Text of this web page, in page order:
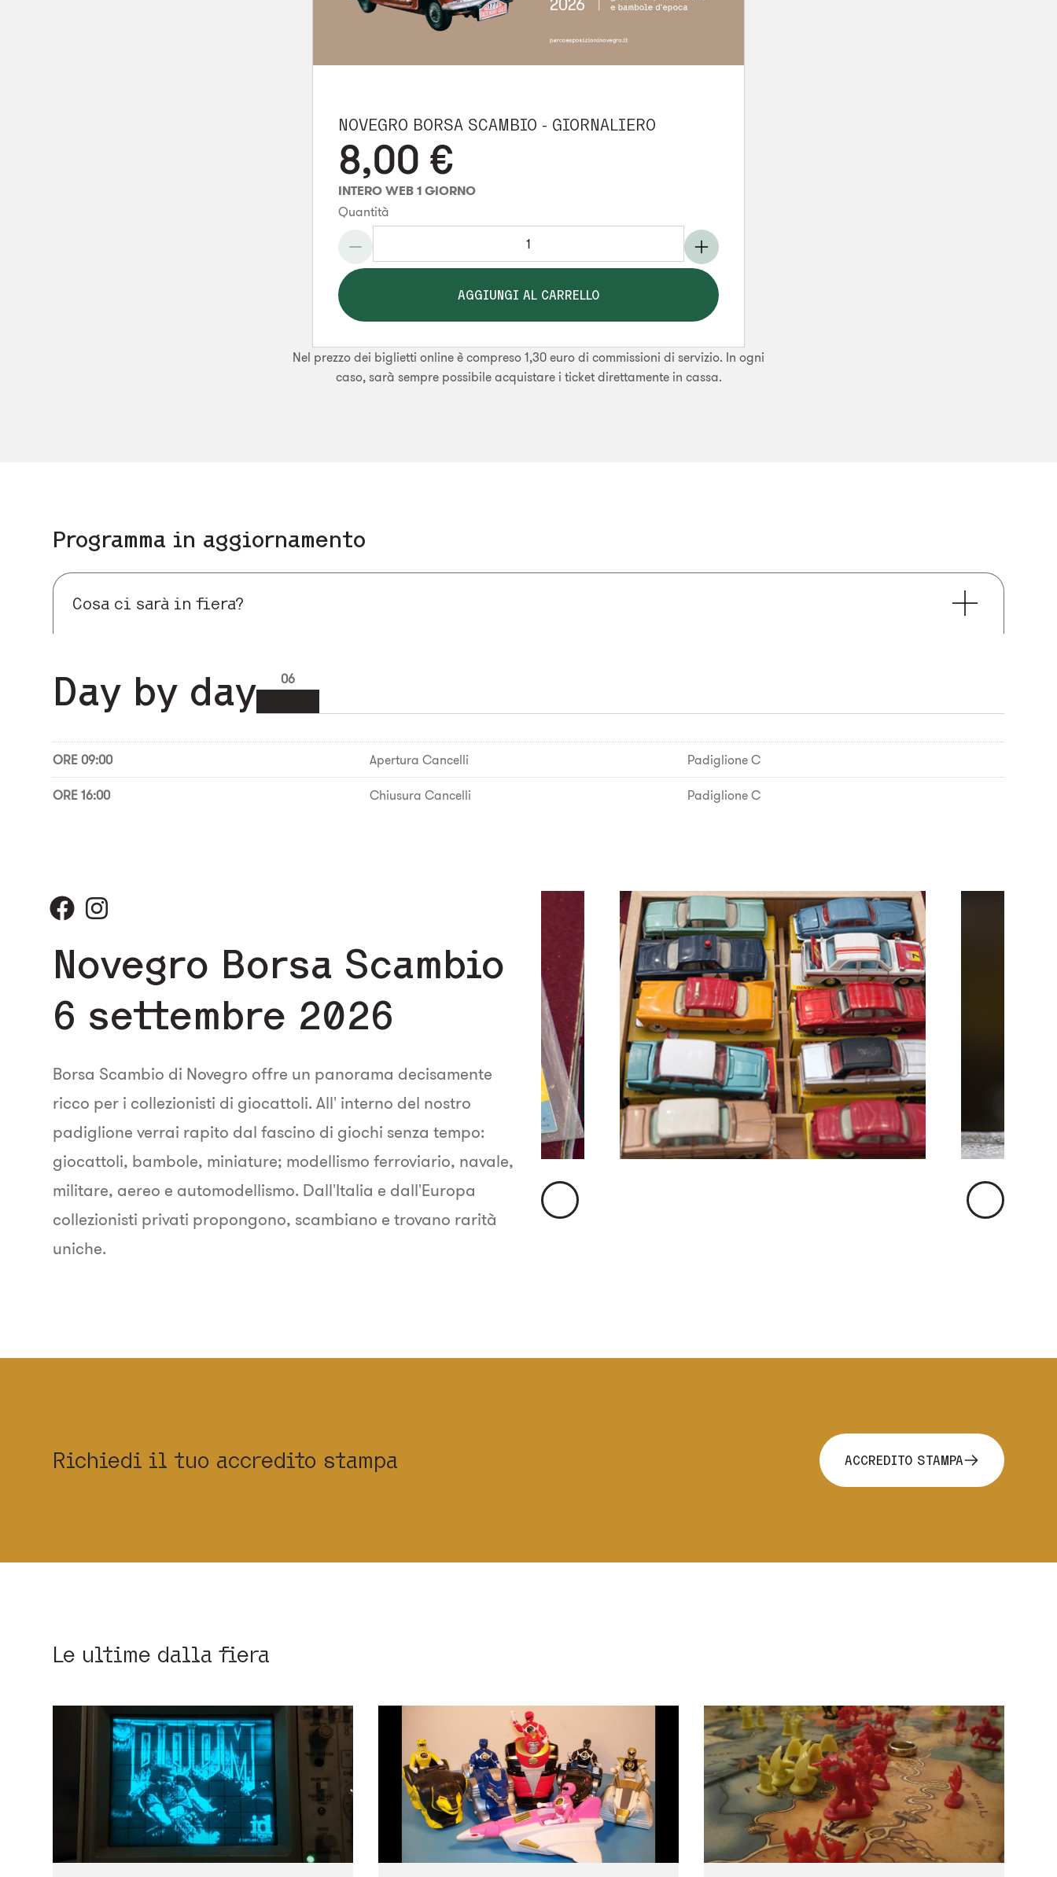
NOVEGRO BORSA SCAMBIO - GIORNALIERO
8,00 €
INTERO WEB 1 GIORNO
Quantità
AGGIUNGI AL CARRELLO
Nel prezzo dei biglietti online è compreso 1,30 euro di commissioni di servizio. In ogni
caso, sarà sempre possibile acquistare i ticket direttamente in cassa.
Programma in aggiornamento
Cosa ci sarà in fiera?
Day by day 06
ORE 09:00 Apertura Cancelli Padiglione C
ORE 16:00 Chiusura Cancelli Padiglione C
Novegro Borsa Scambio
6 settembre 2026
Borsa Scambio di Novegro offre un panorama decisamente
ricco per i collezionisti di giocattoli. All' interno del nostro
padiglione verrai rapito dal fascino di giochi senza tempo:
giocattoli, bambole, miniature; modellismo ferroviario, navale,
militare, aereo e automodellismo. Dall'Italia e dall'Europa
collezionisti privati propongono, scambiano e trovano rarità
uniche.
Immagine
Immagine
Richiedi il tuo accredito stampa ACCREDITO STAMPA
Le ultime dalla fiera